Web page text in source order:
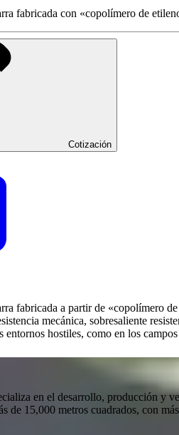
fabricada con «copolímero de
Cotización
fabricada a partir de «copolímero
mecánica, sobresaliente
entornos hostiles, como en los
en el desarrollo, producción y
de 15,000 metros cuadrados, con